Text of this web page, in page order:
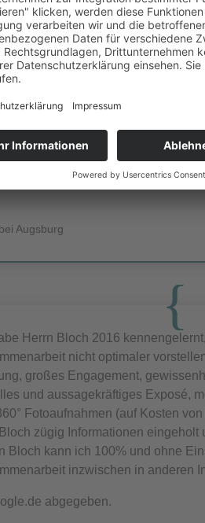
Frau Krauß,
Dank für Ihre erfolgreichen
hat mir Ihre freundliche,
voranzubringen. Ihren Einsatz
Grüßen
Augsburg
Herrn Bloch 2016
nicht optimaler
großes Engagement,
und aussagekräftiges Exposé,
Fotoaufnahmen (auf Kosten
zügig Informationen eingeholt
Bloch kann ich 100% und ohne
inzwischen in anderen
abgegeben.